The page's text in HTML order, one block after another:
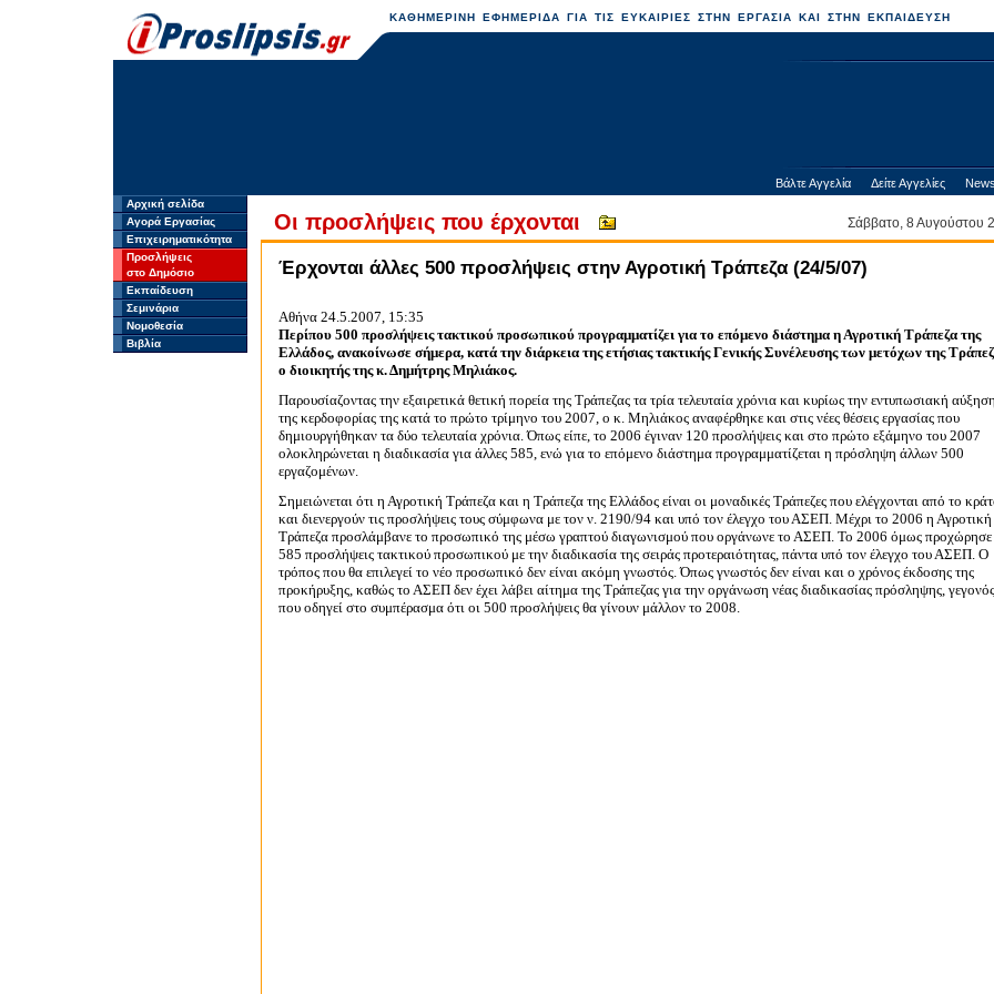
ΚΑΘΗΜΕΡΙΝΗ ΕΦΗΜΕΡΙΔΑ ΓΙΑ ΤΙΣ ΕΥΚΑΙΡΙΕΣ ΣΤΗΝ ΕΡΓΑΣΙΑ ΚΑΙ ΣΤΗΝ ΕΚΠΑΙΔΕΥΣΗ
Βάλτε Αγγελία Δείτε Αγγελίες
Αρχική σελίδα
Αγορά Εργασίας
Επιχειρηματικότητα
Προσλήψεις
στο Δημόσιο
Εκπαίδευση
Σεμινάρια
Νομοθεσία
Βιβλία
Οι προσλήψεις που έρχονται Σάββατο, 8 Αυγούστου
Έρχονται άλλες 500 προσλήψεις στην Αγροτική Τράπεζα (24/5/07)
Αθήνα 24.5.2007, 15:35
Περίπου 500 προσλήψεις τακτικού προσωπικού προγραμματίζει για το επόμενο διάστημα η Αγροτική Τράπεζα της
Ελλάδος, ανακοίνωσε σήμερα, κατά την διάρκεια της ετήσιας τακτικής Γενικής Συνέλευσης των μετόχων της
ο διοικητής της κ. Δημήτρης Μηλιάκος.
Παρουσίαζοντας την εξαιρετικά θετική πορεία της Τράπεζας τα τρία τελευταία χρόνια και κυρίως την εντυπωσιακή αύξηση
της κερδοφορίας της κατά το πρώτο τρίμηνο του 2007, ο κ. Μηλιάκος αναφέρθηκε και στις νέες θέσεις εργασίας που
δημιουργήθηκαν τα δύο τελευταία χρόνια. Όπως είπε, το 2006 έγιναν 120 προσλήψεις και στο πρώτο εξάμηνο του 2007
ολοκληρώνεται η διαδικασία για άλλες 585, ενώ για το επόμενο διάστημα προγραμματίζεται η πρόσληψη άλλων 500
εργαζομένων.
Σημειώνεται ότι η Αγροτική Τράπεζα και η Τράπεζα της Ελλάδος είναι οι μοναδικές Τράπεζες που ελέγχονται από το
και διενεργούν τις προσλήψεις τους σύμφωνα με τον ν. 2190/94 και υπό τον έλεγχο του ΑΣΕΠ. Μέχρι το 2006 η Αγροτική
Τράπεζα προσλάμβανε το προσωπικό της μέσω γραπτού διαγωνισμού που οργάνωνε το ΑΣΕΠ. Το 2006 όμως προχώρησε
585 προσλήψεις τακτικού προσωπικού με την διαδικασία της σειράς προτεραιότητας, πάντα υπό τον έλεγχο του ΑΣΕΠ. Ο
τρόπος που θα επιλεγεί το νέο προσωπικό δεν είναι ακόμη γνωστός. Όπως γνωστός δεν είναι και ο χρόνος έκδοσης της
προκήρυξης, καθώς το ΑΣΕΠ δεν έχει λάβει αίτημα της Τράπεζας για την οργάνωση νέας διαδικασίας πρόσληψης, γεγονός
που οδηγεί στο συμπέρασμα ότι οι 500 προσλήψεις θα γίνουν μάλλον το 2008.